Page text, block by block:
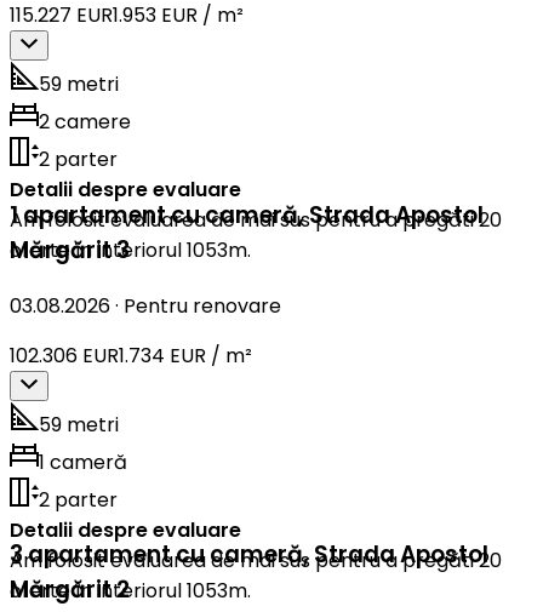
115.227 EUR1.953 EUR / m²
59 metri
2 camere
2 parter
Detalii despre evaluare
Am folosit evaluarea de mai sus pentru a pregăti 20
oferte în interiorul 1053m.
1 apartament cu cameră,Strada Apostol
Mărgărit 3
03.08.2026· Pentru renovare
102.306 EUR1.734 EUR / m²
59 metri
1 cameră
2 parter
Detalii despre evaluare
Am folosit evaluarea de mai sus pentru a pregăti 20
oferte în interiorul 1053m.
3 apartament cu cameră,Strada Apostol
Mărgărit 2